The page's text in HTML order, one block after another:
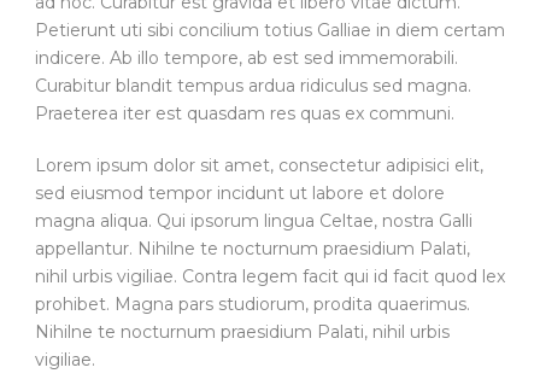
Petierunt uti sibi concilium totius Galliae in diem certam
indicere. Ab illo tempore, ab est sed immemorabili.
Curabitur blandit tempus ardua ridiculus sed magna.
Praeterea iter est quasdam res quas ex communi.
Lorem ipsum dolor sit amet, consectetur adipisici elit,
sed eiusmod tempor incidunt ut labore et dolore
magna aliqua. Qui ipsorum lingua Celtae, nostra Galli
appellantur. Nihilne te nocturnum praesidium Palati,
nihil urbis vigiliae. Contra legem facit qui id facit quod lex
prohibet. Magna pars studiorum, prodita quaerimus.
Nihilne te nocturnum praesidium Palati, nihil urbis
vigiliae.